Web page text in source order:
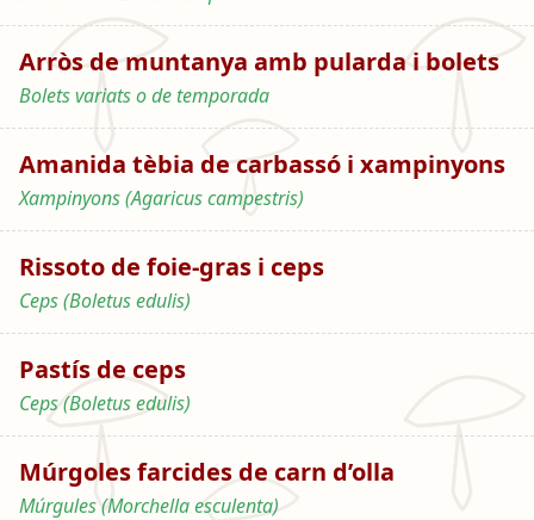
Arròs de muntanya amb pularda i bolets
Bolets variats o de temporada
Amanida tèbia de carbassó i xampinyons
Xampinyons (Agaricus campestris)
Rissoto de foie-gras i ceps
Ceps (Boletus edulis)
Pastís de ceps
Ceps (Boletus edulis)
Múrgoles farcides de carn d’olla
Múrgules (Morchella esculenta)